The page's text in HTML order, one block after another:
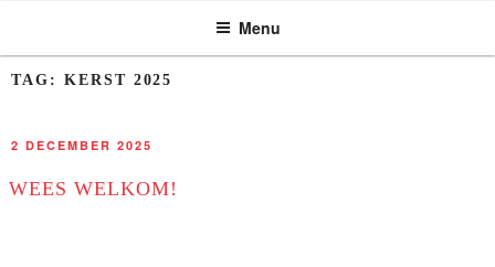
de
inhoud
ASSEN ZOEKT Menu
TAG: KERST 2025
GEPLAATST
2 DECEMBER 2025
WEES WELKOM!